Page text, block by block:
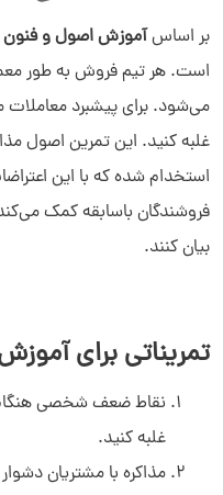
بر اساسآموزش اصول و فنون
است. هر تیم فروش به طور
می‌شود. برای پیشبرد معاملات
غلبه کنید. این تمرین اصول
استخدام شده که با این
فروشندگان باسابقه کمک
بیان کنند.
تمریناتی برای
نقاط ضعف شخصی هنگام
غلبه کنید.
مذاکره با مشتریان